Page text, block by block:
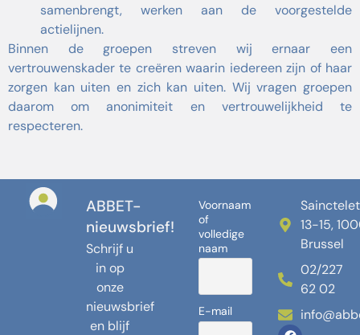
samenbrengt, werken aan de voorgestelde
actielijnen.
Binnen de groepen streven wij ernaar een
vertrouwenskader te creëren waarin iedereen zijn of haar
zorgen kan uiten en zich kan uiten. Wij vragen groepen
daarom om anonimiteit en vertrouwelijkheid te
respecteren.
ABBET-
nieuwsbrief!
Schrijf u
in op
onze
nieuwsbrief
en blijf
Voornaam
of
volledige
naam
E-mail
13-15,
Brussel
02/227
62 02